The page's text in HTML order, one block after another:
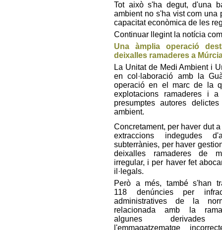
Tot això s'ha degut, d'una
ambient no s'ha vist com una
capacitat econòmica de les
Continuar llegint la notícia
Una àmplia operació
deixalles ramaderes a
La Unitat de Medi Ambient i
en col·laboració amb la
operació en el marc de la
explotacions ramaderes i
presumptes autores
ambient.
Concretament, per haver dut a
extraccions indegudes
subterrànies, per haver
deixalles ramaderes de
irregular, i per haver fet
il·legals.
Però a més, també s'han
118 denúncies per
administratives de la
relacionada amb la
algunes
l'emmagatzematge